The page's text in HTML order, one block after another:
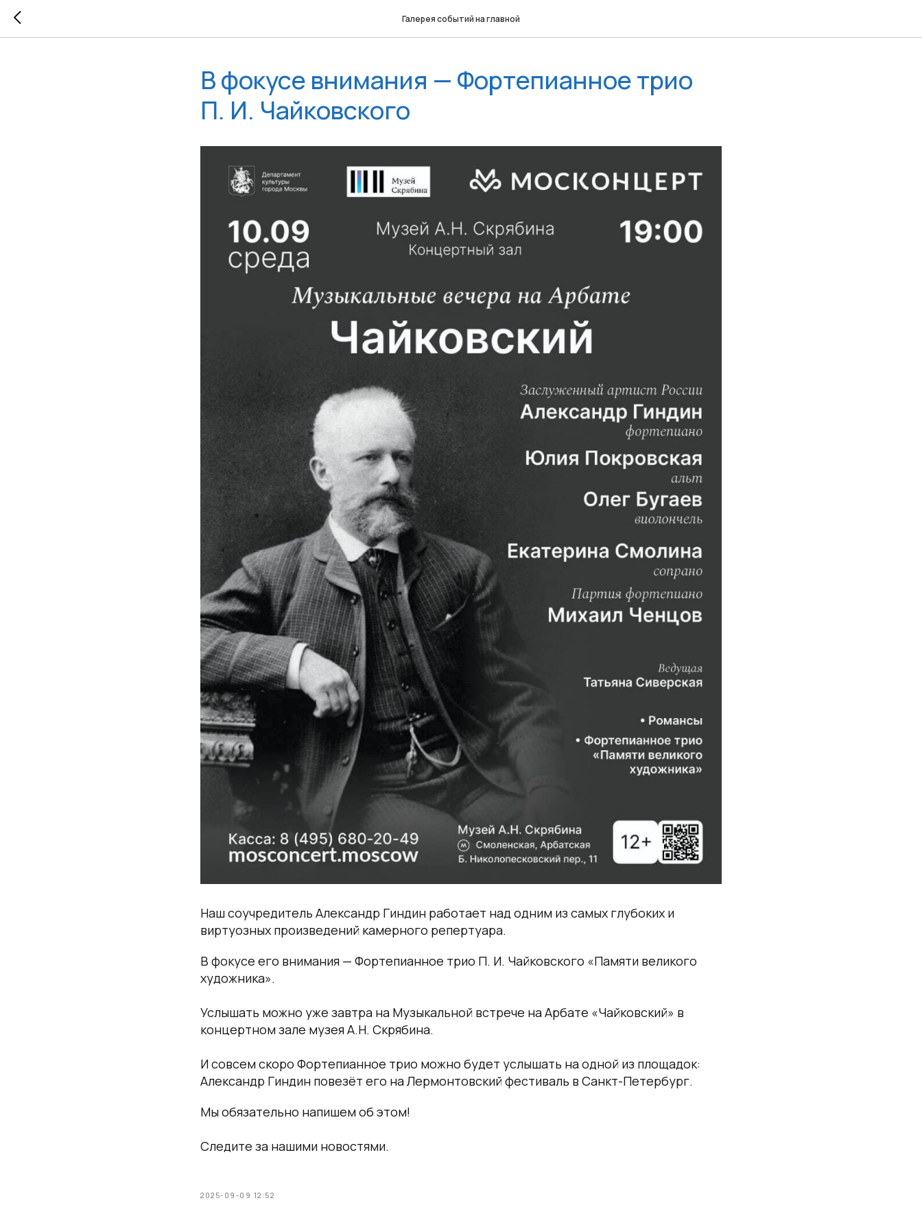
Галерея событий на главной
В фокусе внимания — Фортепианное трио
П. И. Чайковского
Наш соучредитель Александр Гиндин работает над одним из самых глубоких и
виртуозных произведений камерного репертуара.
В фокусе его внимания — Фортепианное трио П. И. Чайковского «Памяти великого
художника».
Услышать можно уже завтра на Музыкальной встрече на Арбате «Чайковский» в
концертном зале музея А.Н. Скрябина.
И совсем скоро Фортепианное трио можно будет услышать на одной из площадок:
Александр Гиндин повезёт его на Лермонтовский фестиваль в Санкт-Петербург.
Мы обязательно напишем об этом!
Следите за нашими новостями.
2025-09-09 12:52